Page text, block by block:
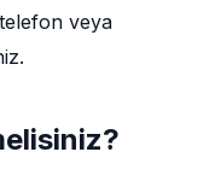
veya